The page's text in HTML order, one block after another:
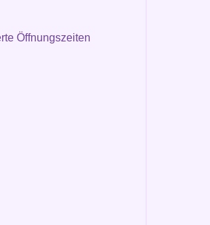
Öffnungszeiten